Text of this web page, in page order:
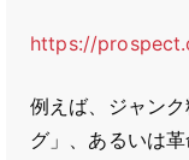
https://
例えば、ジャン
グ」、あるいは